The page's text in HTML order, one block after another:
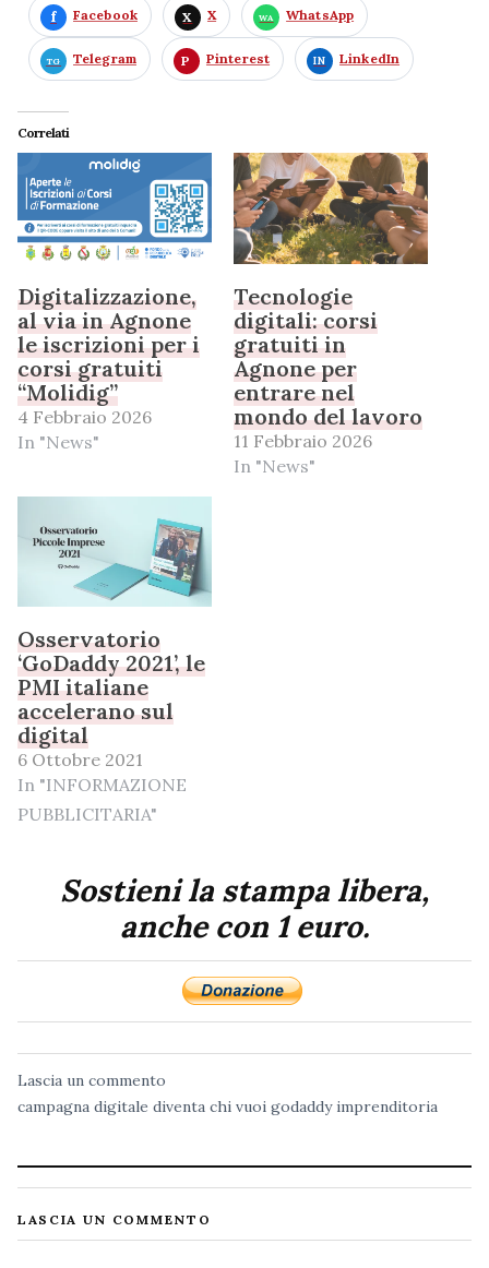
Facebook X WhatsApp
Telegram Pinterest LinkedIn
Correlati
Digitalizzazione,
al via in Agnone
le iscrizioni per i
corsi gratuiti
“Molidig”
4 Febbraio 2026
In "News"
Tecnologie
digitali: corsi
gratuiti in
Agnone per
entrare nel
mondo del lavoro
11 Febbraio 2026
In "News"
Osservatorio
‘GoDaddy 2021’, le
PMI italiane
accelerano sul
digital
6 Ottobre 2021
In "INFORMAZIONE
PUBBLICITARIA"
Sostieni la stampa libera,
anche con 1 euro.
Lascia un commento
campagna digitale diventa chi vuoi godaddy imprenditoria
LASCIA UN COMMENTO